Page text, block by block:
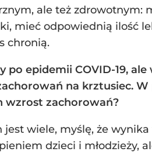
ale też zdrowotnym:
mieć odpowiednią ilość
chronią.
po epidemii COVID-19,
na krztusiec.
wzrost zachorowań?
jest wiele, myślę, że
dzieci i młodzieży,